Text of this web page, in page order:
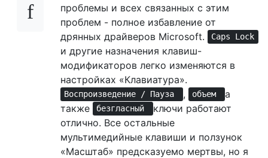
проблемы и всех связанных с этим
проблем - полное избавление от
дрянных драйверов Microsoft.
Caps Lock
и другие назначения клавиш-
модификаторов легко изменяются в
настройках «Клавиатура».
Воспроизведение / Пауза , объем
а
также
безгласный
ключи работают
отлично. Все остальные
мультимедийные клавиши и ползунок
«Масштаб» предсказуемо мертвы, но я